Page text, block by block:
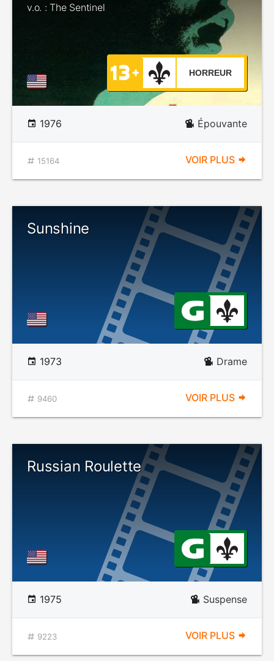
v.o. : The Sentinel
HORREUR
1976 Épouvante
15164 VOIR PLUS
Sunshine
1973 Drame
9460 VOIR PLUS
Russian Roulette
1975 Suspense
9223 VOIR PLUS